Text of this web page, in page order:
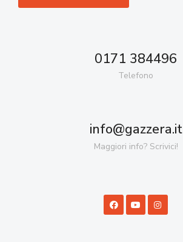
0171 384496
Telefono
info@gazzera.it
Maggiori info? Scrivici!